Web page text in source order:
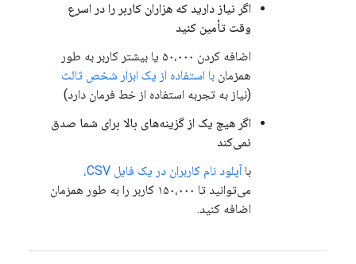
اگر نیاز دارید که هزاران کاربر را در اسرع
وقت تأمین کنید
اضافه کردن ۵۰،۰۰۰ یا بیشتر کاربر به طور
همزمان با استفاده از یک ابزار شخص ثالث
(نیاز به تجربه استفاده از خط فرمان دارد)
اگر هیچ یک از گزینه‌های بالا برای شما صدق
نمی‌کند
باآپلود نام کاربران در یک فایل CSV،
می‌توانید تا ۱۵۰،۰۰۰ کاربر را به طور همزمان
اضافه کنید.